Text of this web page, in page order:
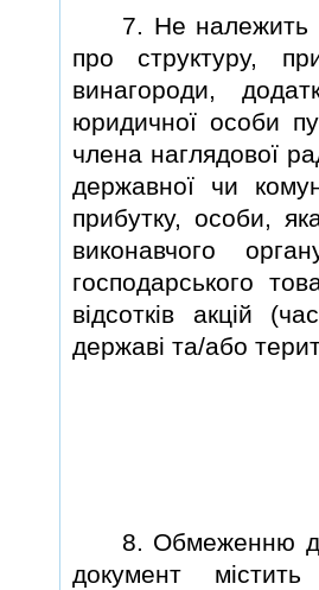
7. Не належить
про структуру,
винагороди,
юридичної особи
члена наглядової
державної чи
прибутку, особи,
виконавчого
господарського
вiдсоткiв акцiй
державi та/або
8. Обмеженню
документ